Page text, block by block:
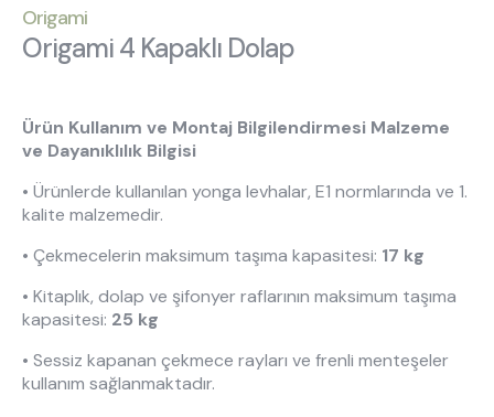
Hakkımızda
Kurulum & Teslimat
İnsan Kaynakları
444 8 543
Origami
Origami 4 Kapaklı Dolap
Ürün Kullanım ve Montaj Bilgilendirmesi Malzeme
ve Dayanıklılık Bilgisi
• Ürünlerde kullanılan yonga levhalar, E1 normlarında ve 1.
kalite malzemedir.
• Çekmecelerin maksimum taşıma kapasitesi: 17 kg
• Kitaplık, dolap ve şifonyer raflarının maksimum taşıma
kapasitesi: 25 kg
• Sessiz kapanan çekmece rayları ve frenli menteşeler
kullanım sağlanmaktadır.